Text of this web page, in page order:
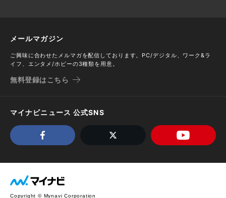
メールマガジン
ご興味に合わせたメルマガを配信しております。PC/デジタル、ワーク&ラ
イフ、エンタメ/ホビーの3種類を用意。
無料登録はこちら
マイナビニュース 公式SNS
Copyright © Mynavi Corporation